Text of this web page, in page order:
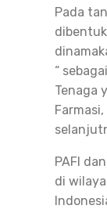
Pada
“
Tenaga
PAFI
di